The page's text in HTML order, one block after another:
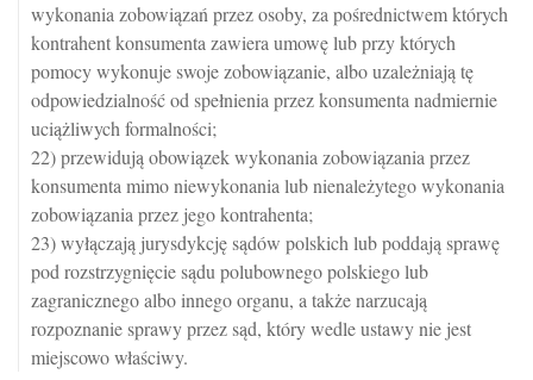
wykonania zobowiązań przez osoby, za pośrednictwem których
kontrahent konsumenta zawiera umowę lub przy których
pomocy wykonuje swoje zobowiązanie, albo uzależniają tę
odpowiedzialność od spełnienia przez konsumenta nadmiernie
uciążliwych formalności;
22) przewidują obowiązek wykonania zobowiązania przez
konsumenta mimo niewykonania lub nienależytego wykonania
zobowiązania przez jego kontrahenta;
23) wyłączają jurysdykcję sądów polskich lub poddają sprawę
pod rozstrzygnięcie sądu polubownego polskiego lub
zagranicznego albo innego organu, a także narzucają
rozpoznanie sprawy przez sąd, który wedle ustawy nie jest
miejscowo właściwy.